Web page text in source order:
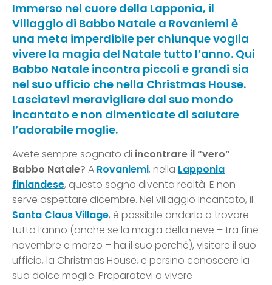
Immerso nel cuore della Lapponia, il
Villaggio di Babbo Natale a Rovaniemi è
una meta imperdibile per chiunque voglia
vivere la magia del Natale tutto l’anno. Qui
Babbo Natale incontra piccoli e grandi sia
nel suo ufficio che nella Christmas House.
Lasciatevi meravigliare dal suo mondo
incantato e non dimenticate di salutare
l’adorabile moglie.
Avete sempre sognato di incontrare il “vero”
Babbo Natale? A Rovaniemi, nella Lapponia
finlandese, questo sogno diventa realtà. E non
serve aspettare dicembre. Nel villaggio incantato, il
Santa Claus Village, è possibile andarlo a trovare
tutto l’anno (anche se la magia della neve – tra fine
novembre e marzo – ha il suo perché), visitare il suo
ufficio, la Christmas House, e persino conoscere la
sua dolce moglie. Preparatevi a vivere